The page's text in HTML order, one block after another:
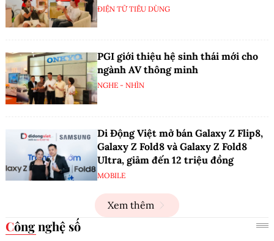
ĐIỆN TỬ TIÊU DÙNG
PGI giới thiệu hệ sinh thái mới cho
ngành AV thông minh
NGHE - NHÌN
Di Động Việt mở bán Galaxy Z Flip8,
Galaxy Z Fold8 và Galaxy Z Fold8
Ultra, giảm đến 12 triệu đồng
MOBILE
Xem thêm
Công nghệ số